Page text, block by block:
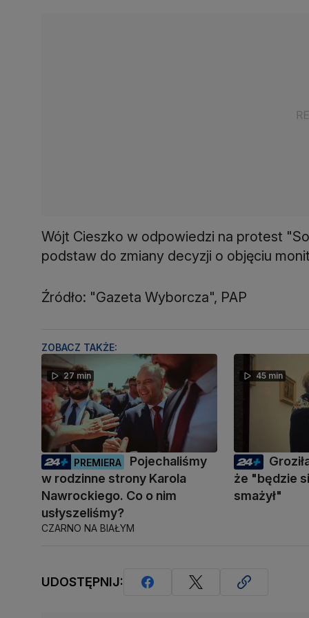
Wójt Cieszko w odpowiedzi na protest
podstaw do zmiany decyzji o objęciu
Źródło: "Gazeta Wyborcza", PAP
ZOBACZ TAKŻE:
27 min
PREMIERA
Pojechaliśmy
w rodzinne strony Karola
Nawrockiego. Co o nim
usłyszeliśmy?
CZARNO NA BIAŁYM
45 min
że "będzie
smażył"
UDOSTĘPNIJ: